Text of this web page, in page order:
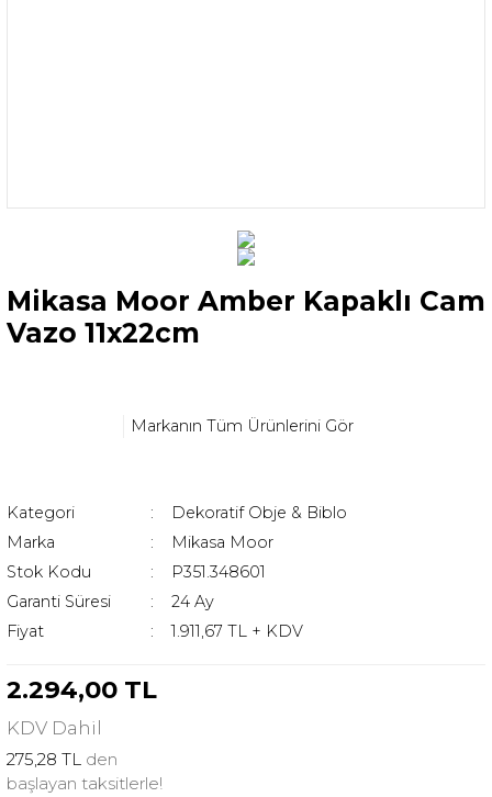
Mikasa Moor Amber Kapaklı Cam
Vazo 11x22cm
Markanın Tüm Ürünlerini Gör
Kategori
Dekoratif Obje & Biblo
Marka
Mikasa Moor
Stok Kodu
P351.348601
Garanti Süresi
24 Ay
Fiyat
1.911,67 TL + KDV
2.294,00 TL
KDV Dahil
275,28 TL den
başlayan taksitlerle!